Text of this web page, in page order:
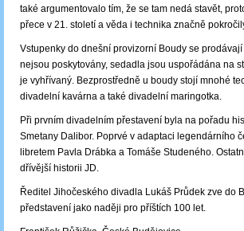
také argumentovalo tím, že se tam nedá stavět,
přece v 21. století a věda i technika značně
Vstupenky do dnešní provizorní Boudy se
nejsou poskytovány, sedadla jsou uspořádána na
je vyhřívaný. Bezprostředně u boudy stojí mnohé
divadelní kavárna a také divadelní maringotka.
Při prvním divadelním přestavení byla na pořadu
Smetany Dalibor. Poprvé v adaptaci legendárního
libretem Pavla Drábka a Tomáše Studeného.
dřívější historii JD.
Ředitel Jihočeského divadla Lukáš Průdek zve do
představení jako naději pro příštích 100 let.